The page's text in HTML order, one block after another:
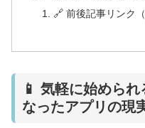
🔗 前後記事リンク
📱 気軽に始めら
なったアプリの現